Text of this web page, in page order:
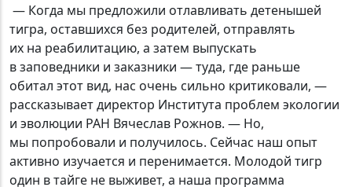
— Когда мы предложили отлавливать детенышей
тигра, оставшихся без родителей, отправлять
их на реабилитацию, а затем выпускать
в заповедники и заказники — туда, где раньше
обитал этот вид, нас очень сильно критиковали, —
рассказывает директор Института проблем экологии
и эволюции РАН Вячеслав Рожнов. — Но,
мы попробовали и получилось. Сейчас наш опыт
активно изучается и перенимается. Молодой тигр
один в тайге не выживет, а наша программа